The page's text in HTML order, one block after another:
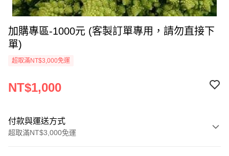
加購專區-1000元 (客製訂單專用，請勿直接下
單)
超取滿NT$3,000免運
NT$1,000
付款與運送方式
超取滿NT$3,000免運